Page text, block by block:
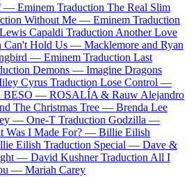
— Eminem Traduction The Real Slim
Without Me — Eminem Traduction
Lewis Capaldi Traduction Another Love
Can't Hold Us — Macklemore and Ryan
— Eminem Traduction Last
Demons — Imagine Dragons
Cyrus Traduction Lose Control —
BESO — ROSALÍA & Rauw Alejandro
The Christmas Tree — Brenda Lee
— One-T Traduction Godzilla —
Was I Made For? — Billie Eilish
Eilish Traduction Special — Dave &
— David Kushner Traduction All I
— Mariah Carey